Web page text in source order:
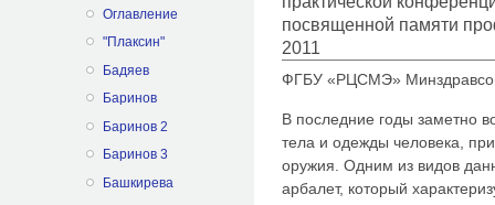
Оглавление
"Плаксин"
Бадяев
Баринов
Баринов 2
Баринов 3
Башкирева
посвященной памяти
2011
ФГБУ «РЦСМЭ»
В последние годы заметно
тела и одежды человека,
оружия. Одним из видов
арбалет, который